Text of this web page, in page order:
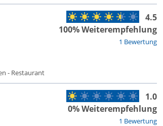
1 Bewertung
4.5
100% Weiterempfehlung
- Restaurant
1 Bewertung
1.0
0% Weiterempfehlung